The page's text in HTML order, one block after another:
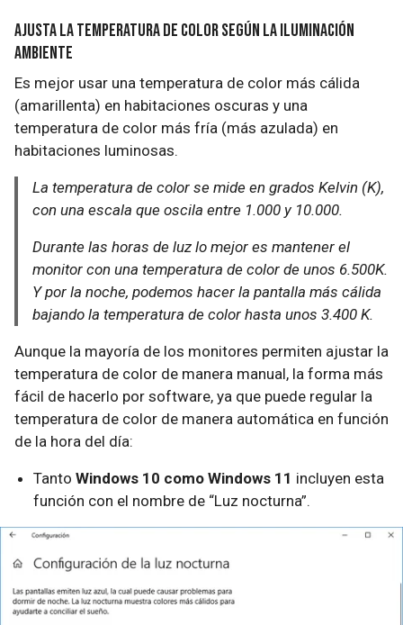
Ajusta la temperatura de color según la iluminación
ambiente
Es mejor usar una temperatura de color más cálida
(amarillenta) en habitaciones oscuras y una
temperatura de color más fría (más azulada) en
habitaciones luminosas.
La temperatura de color se mide en grados Kelvin (K),
con una escala que oscila entre 1.000 y 10.000.
Durante las horas de luz lo mejor es mantener el
monitor con una temperatura de color de unos 6.500K.
Y por la noche, podemos hacer la pantalla más cálida
bajando la temperatura de color hasta unos 3.400 K.
Aunque la mayoría de los monitores permiten ajustar la
temperatura de color de manera manual, la forma más
fácil de hacerlo por software, ya que puede regular la
temperatura de color de manera automática en función
de la hora del día:
TantoWindows 10 como Windows 11 incluyen esta
función con el nombre de “Luz nocturna”.